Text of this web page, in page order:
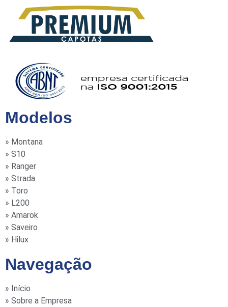
Modelos
» Montana
» S10
» Ranger
» Strada
» Toro
» L200
» Amarok
» Saveiro
» Hilux
Navegação
» Início
» Sobre a Empresa